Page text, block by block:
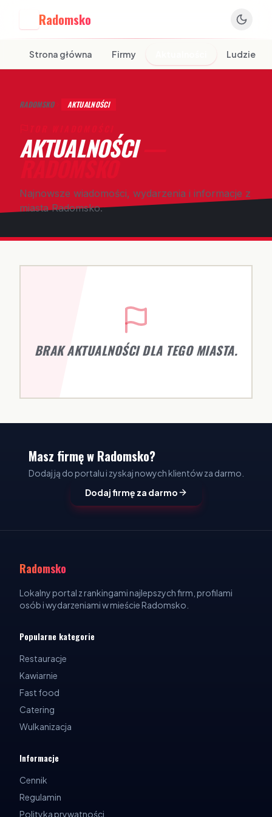
Radomsko
Strona główna Firmy Ludzie
RADOMSKO AKTUALNOŚCI
AKTUALNOŚCI
RADOMSKO
Najnowsze wiadomości, wydarzenia i informacje z
miasta Radomsko.
BRAK AKTUALNOŚCI DLA TEGO MIASTA.
Masz firmę w Radomsko?
Dodaj ją do portalu i zyskaj nowych klientów za darmo.
Dodaj firmę za darmo
Radomsko
Lokalny portal z rankingami najlepszych firm, profilami
osób i wydarzeniami w mieście Radomsko.
Popularne kategorie
Restauracje
Kawiarnie
Fast food
Catering
Wulkanizacja
Informacje
Cennik
Regulamin
Polityka prywatności